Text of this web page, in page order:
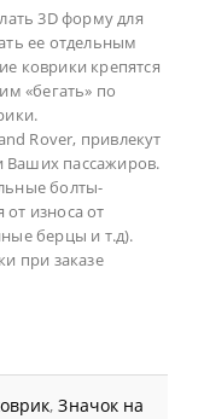
3D форму для
ее отдельным
коврики крепятся
«бегать» по
Rover, привлекут
Ваших пассажиров.
болты-
износа от
берцы и т.д).
при заказе
,Значок на